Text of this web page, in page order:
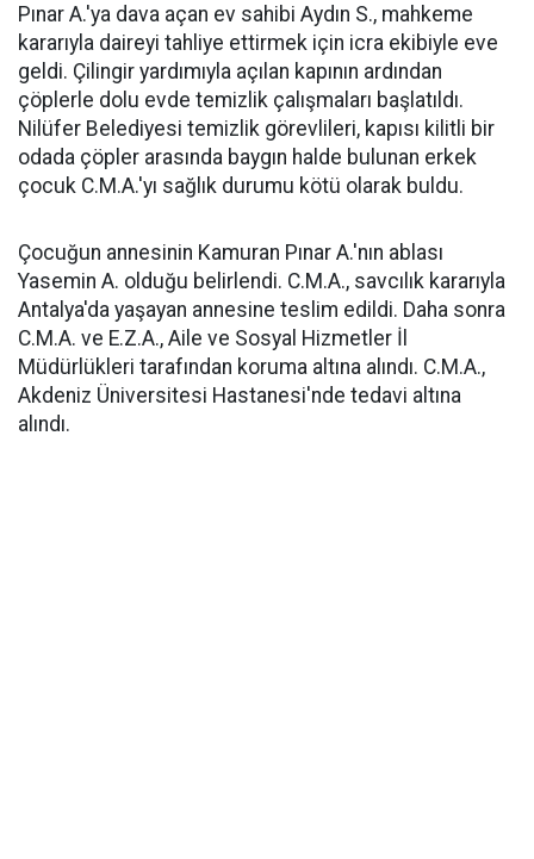
Pınar A.'ya dava açan ev sahibi Aydın S., mahkeme
kararıyla daireyi tahliye ettirmek için icra ekibiyle eve
geldi. Çilingir yardımıyla açılan kapının ardından
çöplerle dolu evde temizlik çalışmaları başlatıldı.
Nilüfer Belediyesi temizlik görevlileri, kapısı kilitli bir
odada çöpler arasında baygın halde bulunan erkek
çocuk C.M.A.'yı sağlık durumu kötü olarak buldu.
Çocuğun annesinin Kamuran Pınar A.'nın ablası
Yasemin A. olduğu belirlendi. C.M.A., savcılık kararıyla
Antalya'da yaşayan annesine teslim edildi. Daha sonra
C.M.A. ve E.Z.A., Aile ve Sosyal Hizmetler İl
Müdürlükleri tarafından koruma altına alındı. C.M.A.,
Akdeniz Üniversitesi Hastanesi'nde tedavi altına
alındı.